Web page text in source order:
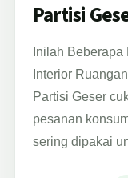
Partisi
Inilah
Interior
Partisi Geser
pesanan
sering dipakai